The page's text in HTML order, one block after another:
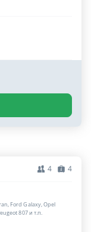
4 4
Ford Galaxy, Opel
807 и т.п.